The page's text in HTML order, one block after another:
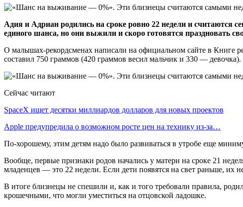
Адия и Адриан родились на сроке ровно 22 недели и считаются
единого шанса, но они выжили и скоро готовятся праздновать
О малышах-рекордсменах написали на официальном сайте в Книге
составил 750 граммов (420 граммов весил мальчик и 330 — девочка).
Сейчас читают
SpaceX ищет десятки миллиардов долларов для новых проектов
Apple предупредила о возможном росте цен на технику из-за…
По-хорошему, этим детям надо было развиваться в утробе еще
Вообще, первые признаки родов начались у матери на сроке 21
младенцев — это 22 недели. Если дети появятся на свет раньше,
В итоге близнецы не спешили и, как и того требовали правила,
крошечными, что могли уместиться на отцовской ладошке.